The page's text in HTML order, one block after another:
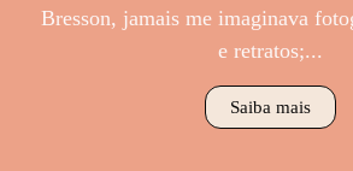
Bresson, jamais me imaginava
e retratos;...
Saiba mais